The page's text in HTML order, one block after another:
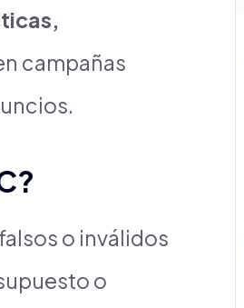
campañas
o inválidos
o